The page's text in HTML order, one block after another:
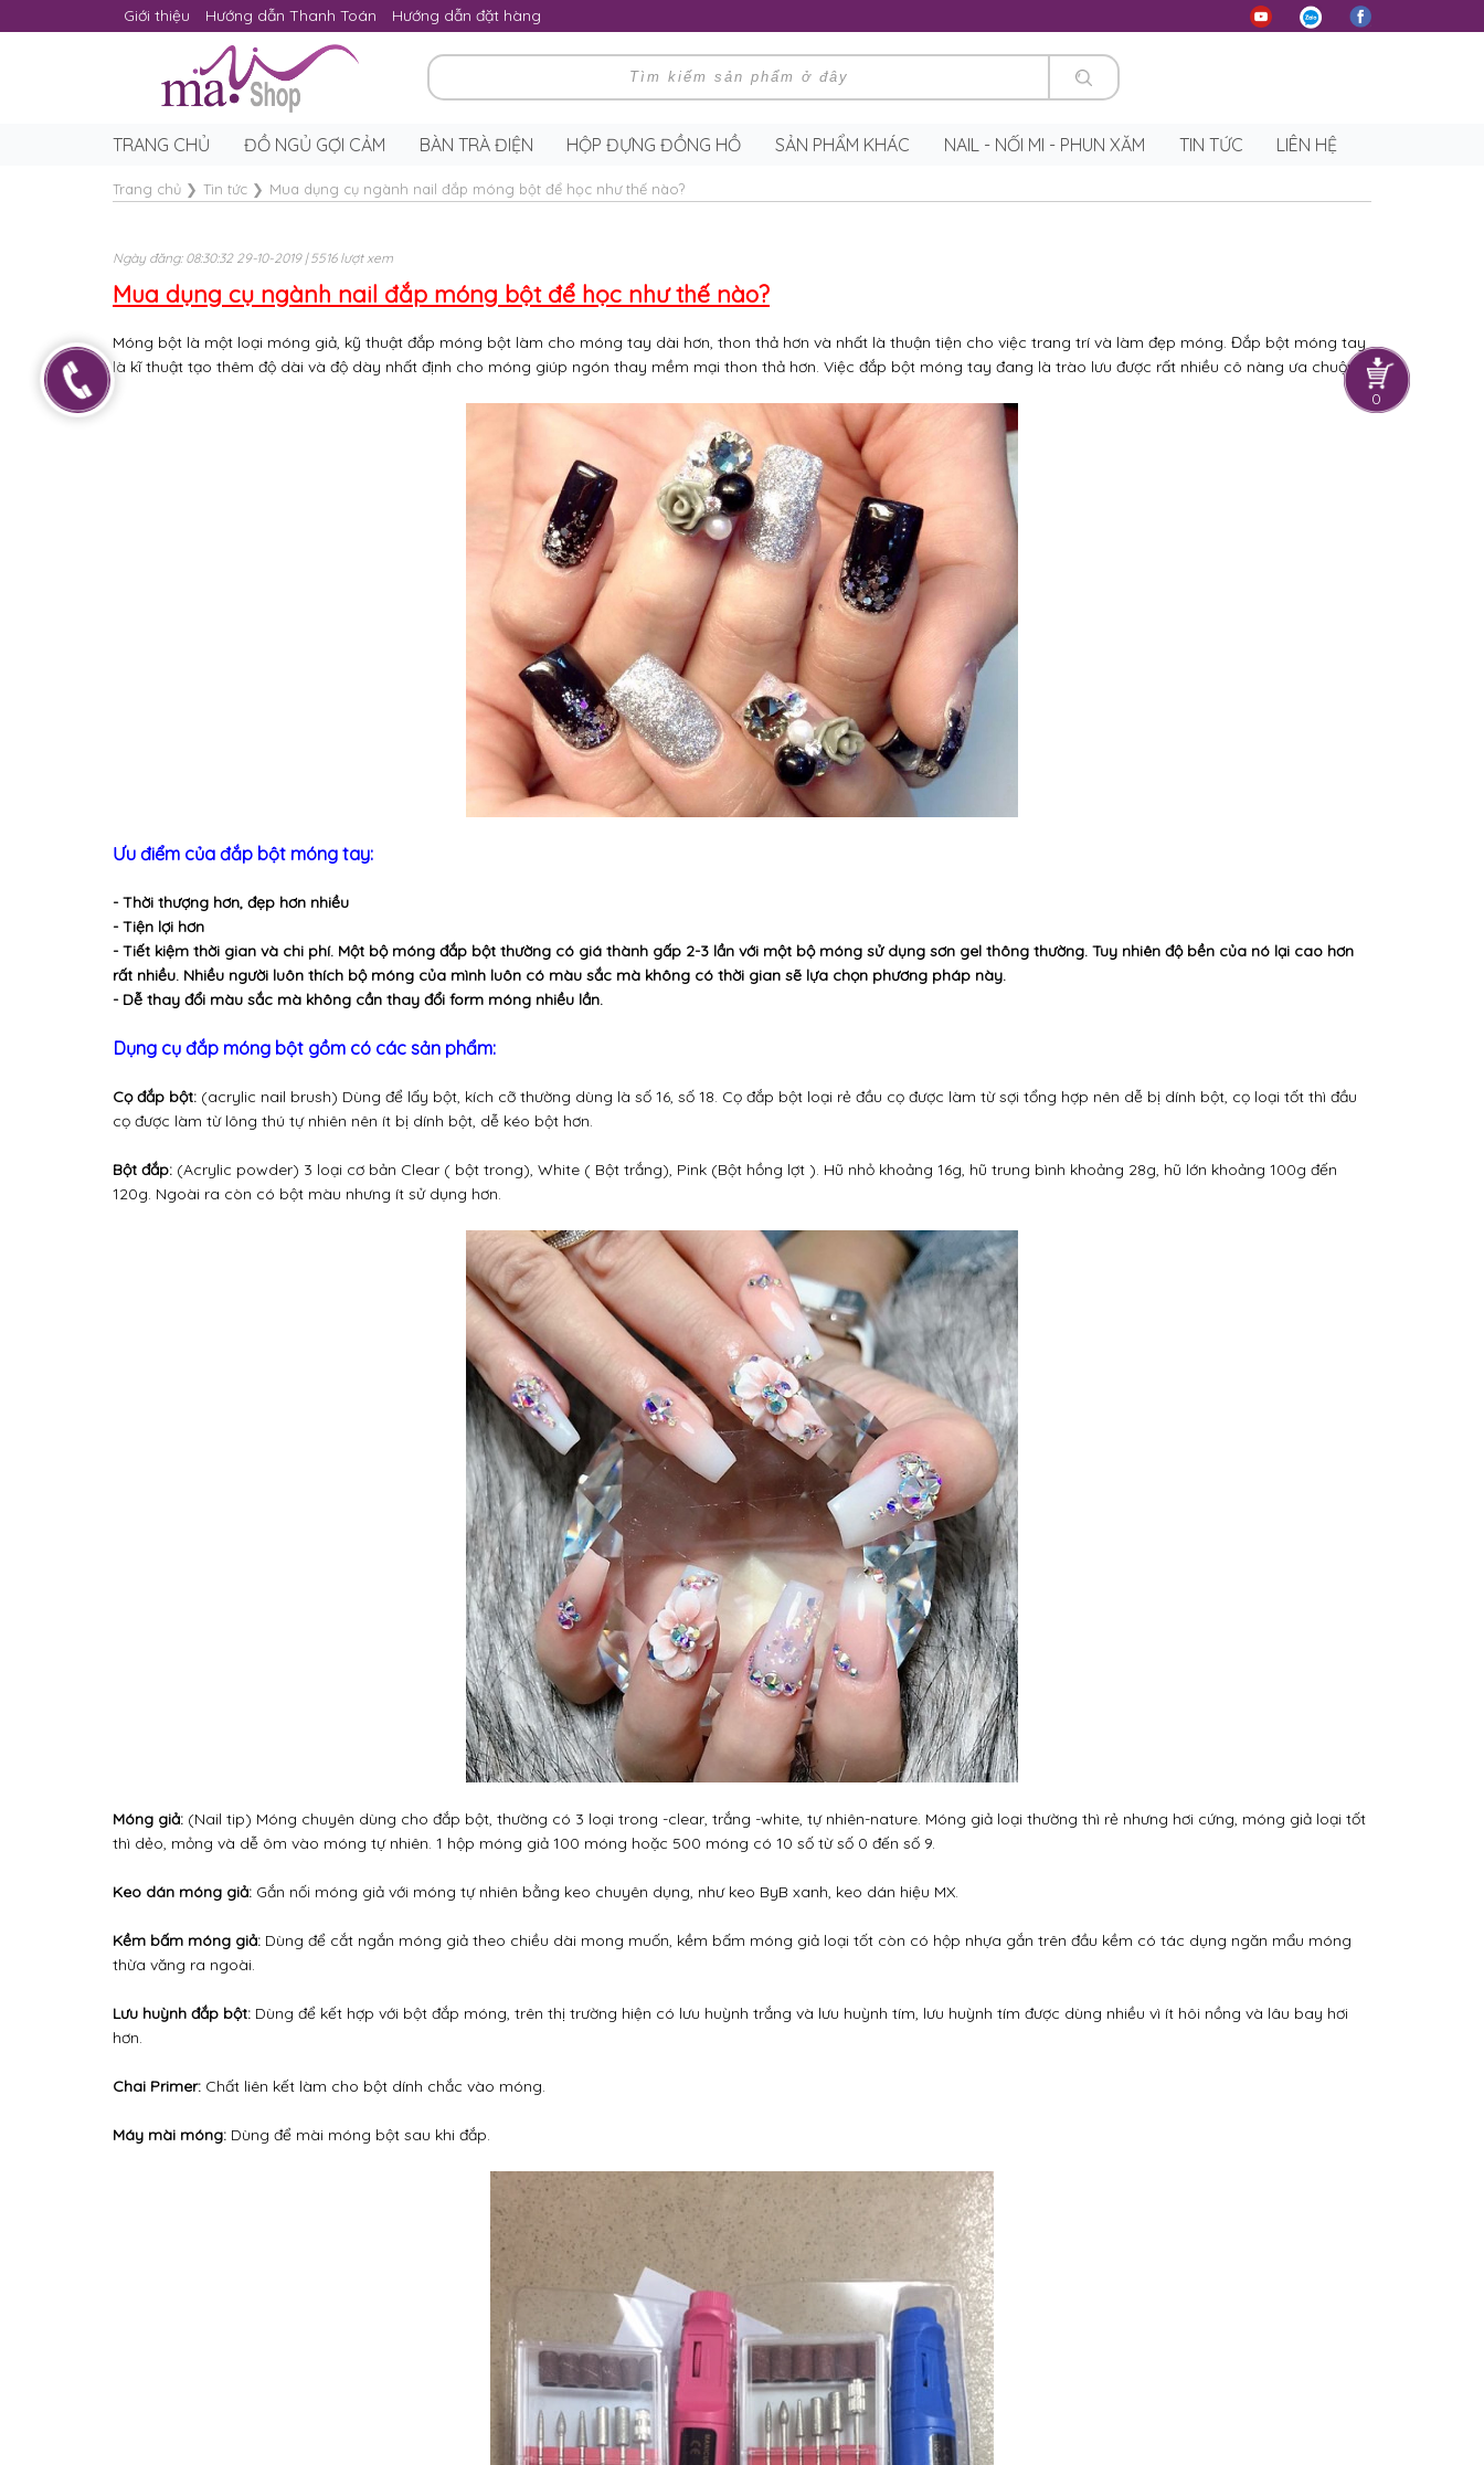
Giới thiệu Hướng dẫn Thanh Toán Hướng dẫn đặt hàng
0
TRANG CHỦ ĐỒ NGỦ GỢI CẢM BÀN TRÀ ĐIỆN HỘP ĐỰNG ĐỒNG HỒ SẢN PHẨM KHÁC NAIL - NỐI MI - PHUN XĂM TIN TỨC LIÊN HỆ
Trang chủ ❯ Tin tức ❯ Mua dụng cụ ngành nail đắp móng bột để học như thế nào?
Ngày đăng: 08:30:32 29-10-2019 | 5516 lượt xem
Mua dụng cụ ngành nail đắp móng bột để học như thế nào?
Móng bột là một loại móng giả, kỹ thuật đắp móng bột làm cho móng tay dài hơn, thon thả hơn và nhất là thuận tiện cho việc trang trí và làm đẹp móng. Đắp bột móng tay
là kĩ thuật tạo thêm độ dài và độ dày nhất định cho móng giúp ngón thay mềm mại thon thả hơn. Việc đắp bột móng tay đang là trào lưu được rất nhiều cô nàng ưa chuộng.
Ưu điểm của đắp bột móng tay:
- Thời thượng hơn, đẹp hơn nhiều
- Tiện lợi hơn
- Tiết kiệm thời gian và chi phí. Một bộ móng đắp bột thường có giá thành gấp 2-3 lần với một bộ móng sử dụng sơn gel thông thường. Tuy nhiên độ bền của nó lại cao hơn
rất nhiều. Nhiều người luôn thích bộ móng của mình luôn có màu sắc mà không có thời gian sẽ lựa chọn phương pháp này.
- Dễ thay đổi màu sắc mà không cần thay đổi form móng nhiều lần.
Dụng cụ đắp móng bột gồm có các sản phẩm:
Cọ đắp bột: (acrylic nail brush) Dùng để lấy bột, kích cỡ thường dùng là số 16, số 18. Cọ đắp bột loại rẻ đầu cọ được làm từ sợi tổng hợp nên dễ bị dính bột, cọ loại tốt thì đầu
cọ được làm từ lông thú tự nhiên nên ít bị dính bột, dễ kéo bột hơn.
Bột đắp: (Acrylic powder) 3 loại cơ bản Clear ( bột trong), White ( Bột trắng), Pink (Bột hồng lợt ). Hũ nhỏ khoảng 16g, hũ trung bình khoảng 28g, hũ lớn khoảng 100g đến
120g. Ngoài ra còn có bột màu nhưng ít sử dụng hơn.
Móng giả: (Nail tip) Móng chuyên dùng cho đắp bột, thường có 3 loại trong -clear, trắng -white, tự nhiên-nature. Móng giả loại thường thì rẻ nhưng hơi cứng, móng giả loại tốt
thì dẻo, mỏng và dễ ôm vào móng tự nhiên. 1 hộp móng giả 100 móng hoặc 500 móng có 10 số từ số 0 đến số 9.
Keo dán móng giả: Gắn nối móng giả với móng tự nhiên bằng keo chuyên dụng, như keo ByB xanh, keo dán hiệu MX.
Kềm bấm móng giả: Dùng để cắt ngắn móng giả theo chiều dài mong muốn, kềm bấm móng giả loại tốt còn có hộp nhựa gắn trên đầu kềm có tác dụng ngăn mẩu móng
thừa văng ra ngoài.
Lưu huỳnh đắp bột: Dùng để kết hợp với bột đắp móng, trên thị trường hiện có lưu huỳnh trắng và lưu huỳnh tím, lưu huỳnh tím được dùng nhiều vì ít hôi nồng và lâu bay hơi
hơn.
Chai Primer: Chất liên kết làm cho bột dính chắc vào móng.
Máy mài móng: Dùng để mài móng bột sau khi đắp.